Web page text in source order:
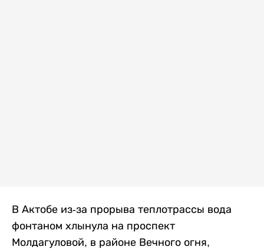
В Актобе из-за прорыва теплотрассы вода
фонтаном хлынула на проспект
Молдагуловой, в районе Вечного огня,